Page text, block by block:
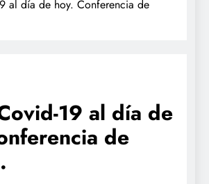
al día de hoy. Conferencia de
19 al día de
de